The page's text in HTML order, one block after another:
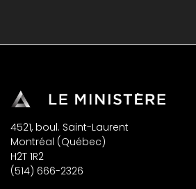
4521, boul. Saint-Laurent
Montréal (Québec)
H2T 1R2
(514) 666-2326